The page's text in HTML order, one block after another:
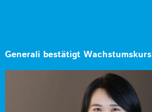
Generali bestätigt Wachstumskurs